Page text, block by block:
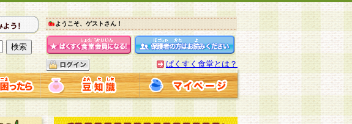
ようこそ、ゲストさん！
ぱくすく食堂とは？